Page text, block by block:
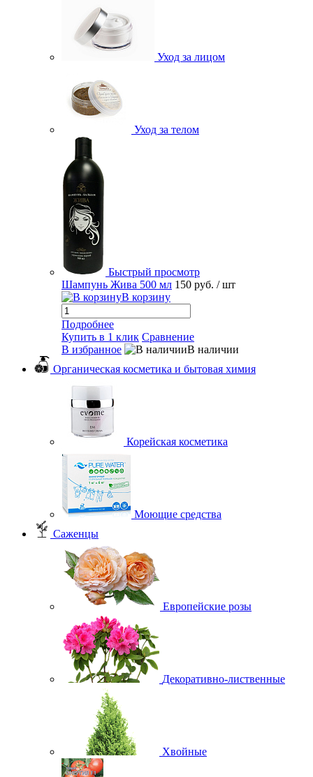
Уход за лицом
Уход за телом
Быстрый просмотр
Шампунь Жива 500 мл 150 руб. / шт
В корзину
Подробнее
Купить в 1 клик Сравнение
В избранное
В наличии
Органическая косметика и бытовая химия
Корейская косметика
Моющие средства
Саженцы
Европейские розы
Декоративно-лиственные
Хвойные